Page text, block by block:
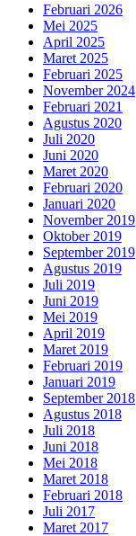
Februari 2026
Mei 2025
April 2025
Maret 2025
Februari 2025
November 2024
Februari 2021
Agustus 2020
Juli 2020
Juni 2020
Maret 2020
Februari 2020
Januari 2020
November 2019
Oktober 2019
September 2019
Agustus 2019
Juli 2019
Juni 2019
Mei 2019
April 2019
Maret 2019
Februari 2019
Januari 2019
September 2018
Agustus 2018
Juli 2018
Juni 2018
Mei 2018
Maret 2018
Februari 2018
Juli 2017
Maret 2017